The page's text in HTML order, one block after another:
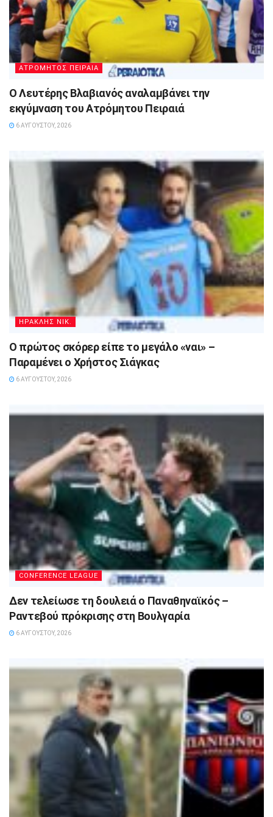
ΑΤΡΟΜΗΤΟΣ ΠΕΙΡΑΙΑ
Ο Λευτέρης Βλαβιανός αναλαμβάνει την
εκγύμναση του Ατρόμητου Πειραιά
6 ΑΥΓΟΎΣΤΟΥ, 2026
ΗΡΑΚΛΗΣ ΝΙΚ.
Ο πρώτος σκόρερ είπε το μεγάλο «ναι» –
Παραμένει ο Χρήστος Σιάγκας
6 ΑΥΓΟΎΣΤΟΥ, 2026
CONFERENCE LEAGUE
Δεν τελείωσε τη δουλειά ο Παναθηναϊκός –
Ραντεβού πρόκρισης στη Βουλγαρία
6 ΑΥΓΟΎΣΤΟΥ, 2026